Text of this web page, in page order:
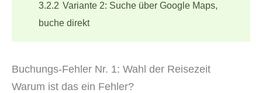
3.2.2 Variante 2: Suche über Google Maps,
buche direkt
Buchungs-Fehler Nr. 1: Wahl der Reisezeit
Warum ist das ein Fehler?